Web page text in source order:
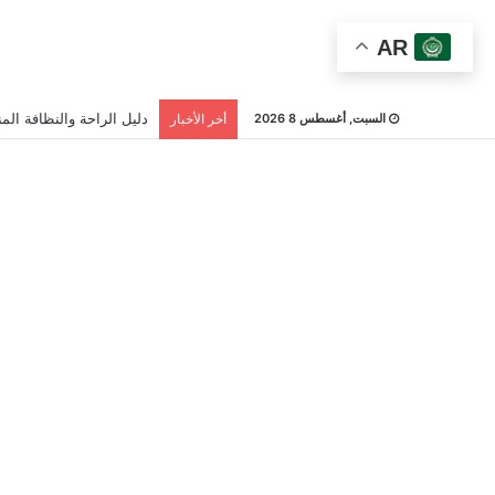
السبت, أغسطس 8 2026 أخر الأخبار دليل الراحة والنظافة
AR